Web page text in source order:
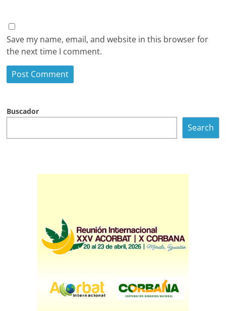
Save my name, email, and website in this browser for
the next time I comment.
Buscador
Search